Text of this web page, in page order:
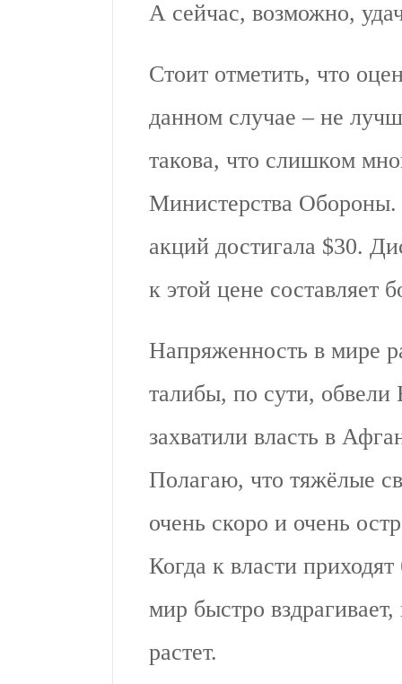
А сейчас, возможно,
Стоит отметить, что
данном случае – не
такова, что слишком
Министерства Обороны.
акций достигала $30.
к этой цене составляет
Напряженность в мире
талибы, по сути, обвели
захватили власть в
Полагаю, что тяжёлые
очень скоро и очень
Когда к власти
мир быстро
растет.